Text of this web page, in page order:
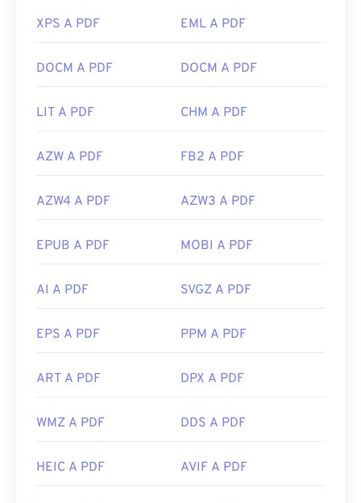
XPS A PDF EML A PDF
DOCM A PDF DOCM A PDF
LIT A PDF CHM A PDF
AZW A PDF FB2 A PDF
AZW4 A PDF AZW3 A PDF
EPUB A PDF MOBI A PDF
AI A PDF SVGZ A PDF
EPS A PDF PPM A PDF
ART A PDF DPX A PDF
WMZ A PDF DDS A PDF
HEIC A PDF AVIF A PDF